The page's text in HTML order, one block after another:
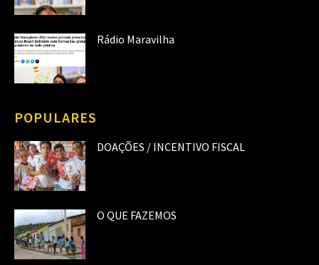
Rádio Maravilha
POPULARES
DOAÇÕES / INCENTIVO FISCAL
O QUE FAZEMOS